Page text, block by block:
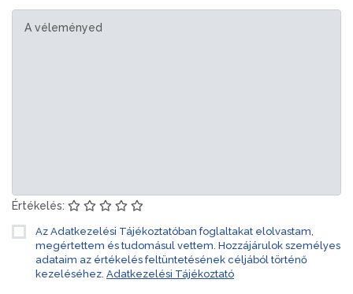
Értékelés:
Az Adatkezelési Tájékoztatóban foglaltakat elolvastam,
megértettem és tudomásul vettem. Hozzájárulok személyes
adataim az értékelés feltüntetésének céljából történő
kezeléséhez. Adatkezelési Tájékoztató